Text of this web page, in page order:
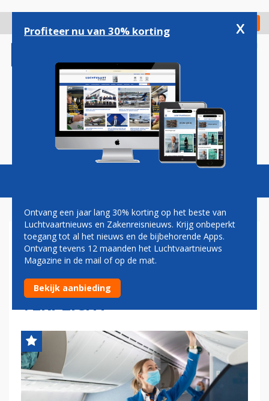
gaan
Check in
Magazine Podcasts Vacatures
KABINET STELT GEEN
MAXIMUM AAN PASSAGIERS,
GEZONDHEIDSVERKLARING
VERPLICHT
Profiteer nu van 30% korting x
Ontvang een jaar lang 30% korting op het beste van
Luchtvaartnieuws en Zakenreisnieuws. Krijg onbeperkt
toegang tot al het nieuws en de bijbehorende Apps.
Ontvang tevens 12 maanden het Luchtvaartnieuws
Magazine in de mail of op de mat.
Bekijk aanbieding